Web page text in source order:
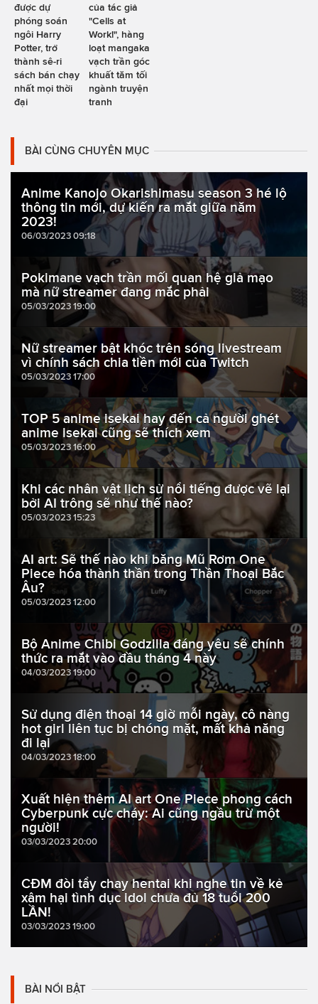
được dự
phóng soán
ngôi Harry
Potter, trở
thành sê-ri
sách bán chạy
nhất mọi thời
đại
của tác giả
"Cells at
Work!", hàng
loạt mangaka
vạch trần góc
khuất tăm tối
ngành truyện
tranh
BÀI CÙNG CHUYÊN MỤC
Anime Kanojo Okarishimasu season 3 hé lộ
thông tin mới, dự kiến ra mắt giữa năm
2023!
06/03/2023 09:18
Pokimane vạch trần mối quan hệ giả mạo
mà nữ streamer đang mắc phải
05/03/2023 19:00
Nữ streamer bật khóc trên sóng livestream
vì chính sách chia tiền mới của Twitch
05/03/2023 17:00
TOP 5 anime isekai hay đến cả người ghét
anime isekai cũng sẽ thích xem
05/03/2023 16:00
Khi các nhân vật lịch sử nổi tiếng được vẽ lại
bởi AI trông sẽ như thế nào?
05/03/2023 15:23
AI art: Sẽ thế nào khi băng Mũ Rơm One
Piece hóa thành thần trong Thần Thoại Bắc
Âu?
05/03/2023 12:00
Bộ Anime Chibi Godzilla đáng yêu sẽ chính
thức ra mắt vào đầu tháng 4 này
04/03/2023 19:00
Sử dụng điện thoại 14 giờ mỗi ngày, cô nàng
hot girl liên tục bị chóng mặt, mất khả năng
đi lại
04/03/2023 18:00
Xuất hiện thêm AI art One Piece phong cách
Cyberpunk cực cháy: Ai cũng ngầu trừ một
người!
03/03/2023 20:00
CĐM đòi tẩy chay hentai khi nghe tin về kẻ
xâm hại tình dục idol chưa đủ 18 tuổi 200
LẦN!
03/03/2023 19:00
BÀI NỔI BẬT